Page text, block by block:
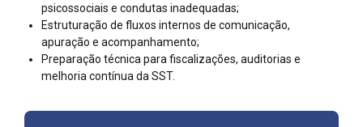
psicossociais e condutas inadequadas;
Estruturação de fluxos internos de comunicação,
apuração e acompanhamento;
Preparação técnica para fiscalizações, auditorias e
melhoria contínua da SST.